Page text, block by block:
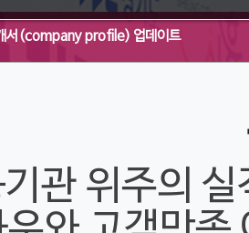
오픈!!
관 위주의